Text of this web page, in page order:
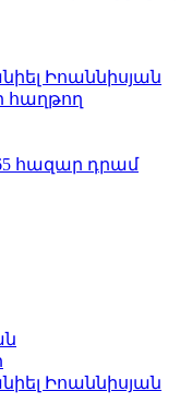
Իոաննիսյան
հաղթող
հազար դրամ
Իոաննիսյան